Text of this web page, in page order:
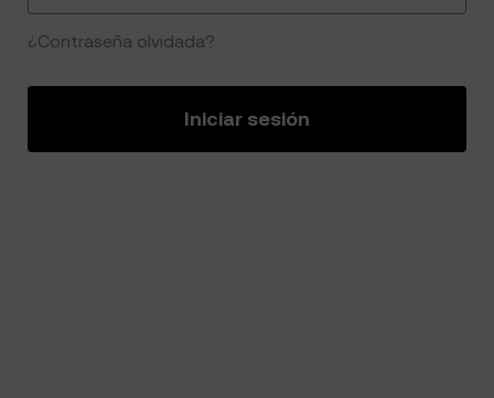
¿Contraseña olvidada?
Iniciar sesión